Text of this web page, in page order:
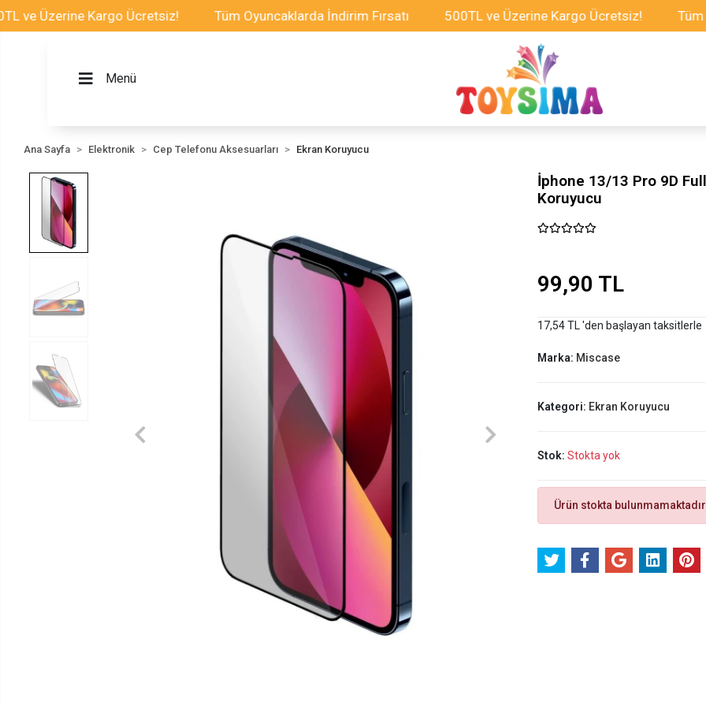
Kargo Ücretsiz! Tüm Oyuncaklarda İndirim Fırsatı 500TL ve Üzerine Kargo Ücretsiz! Tüm
Menü
Ana Sayfa Elektronik Cep Telefonu Aksesuarları Ekran Koruyucu
İphone 13/13 Pro 9D
Koruyucu
99,90 TL
17,54 TL 'den başlayan taksitlerle
Marka: Miscase
Kategori: Ekran Koruyucu
Stok: Stokta yok
Ürün stokta